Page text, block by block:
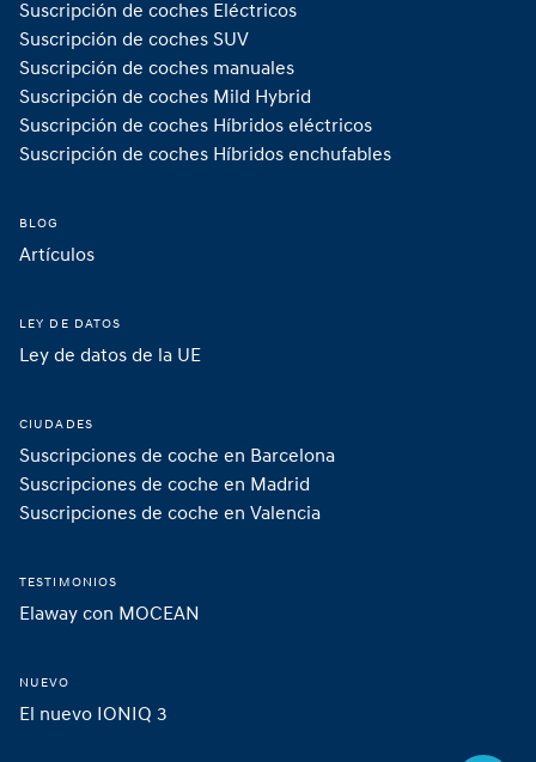
Suscripción de coches Eléctricos
Suscripción de coches SUV
Suscripción de coches manuales
Suscripción de coches Mild Hybrid
Suscripción de coches Híbridos eléctricos
Suscripción de coches Híbridos enchufables
BLOG
Artículos
LEY DE DATOS
Ley de datos de la UE
CIUDADES
Suscripciones de coche en Barcelona
Suscripciones de coche en Madrid
Suscripciones de coche en Valencia
TESTIMONIOS
Elaway con MOCEAN
NUEVO
El nuevo IONIQ 3